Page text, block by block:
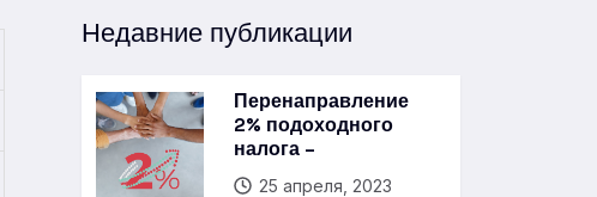
Недавние публикации
Перенаправление
2% подоходного
налога –
25 апреля, 2023